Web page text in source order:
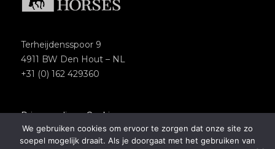
Terheijdensspoor 9
4911 BW Den Hout – NL
+31 (0) 162 429360
Privacypolicy–Cookies
Copyright 2018 – Van Olst Horses
Website byNewmore
We gebruiken cookies om ervoor te zorgen dat onze site zo
soepel mogelijk draait. Als je doorgaat met het gebruiken van